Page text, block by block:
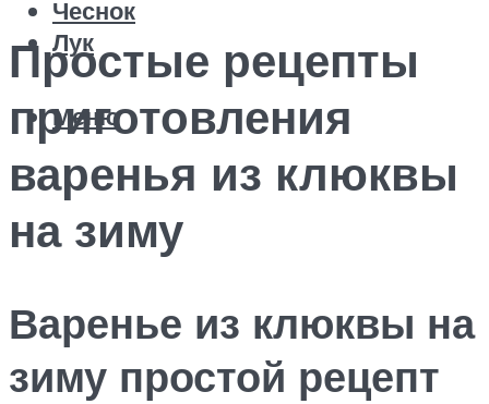
Чеснок
Лук
Меню
Простые рецепты
приготовления
варенья из клюквы
на зиму
Варенье из клюквы на
зиму простой рецепт